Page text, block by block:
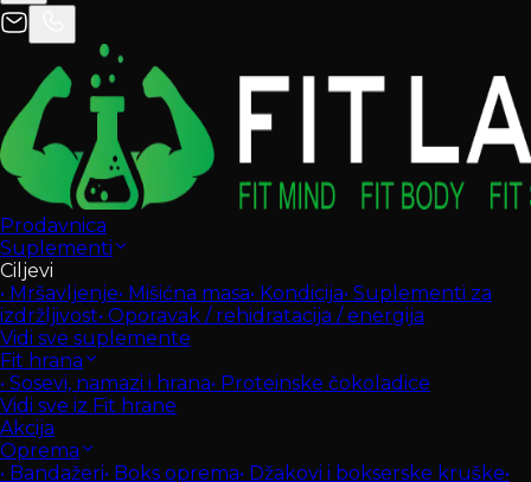
Prodavnica
Suplementi
Ciljevi
• Mršavljenje• Mišićna masa• Kondicija• Suplementi za
izdržljivost• Oporavak / rehidratacija / energija
Vidi sve suplemente
Fit hrana
• Sosevi, namazi i hrana• Proteinske čokoladice
Vidi sve iz Fit hrane
Akcija
Oprema
• Bandažeri• Boks oprema• Džakovi i bokserske kruške•